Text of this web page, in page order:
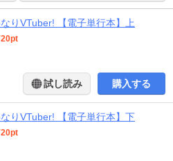
りVTuber! 【電子単行本】上
試し読み 購入する
りVTuber! 【電子単行本】下